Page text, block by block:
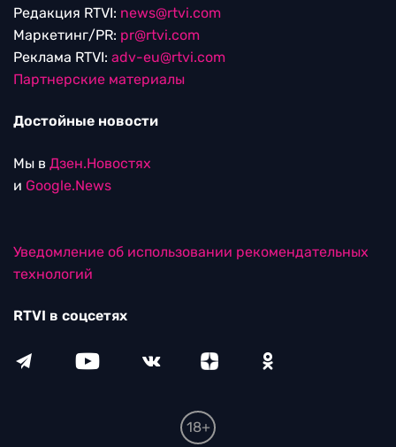
Редакция RTVI: news@rtvi.com
Маркетинг/PR: pr@rtvi.com
Реклама RTVI: adv-eu@rtvi.com
Партнерские материалы
Достойные новости
Мы в Дзен.Новостях
и Google.News
Уведомление об использовании рекомендательных
технологий
RTVI в соцсетях
18+